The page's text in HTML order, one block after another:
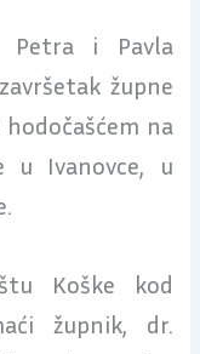
i Pavla
župne
na
u Ivanovce, u
Koške kod
župnik, dr.